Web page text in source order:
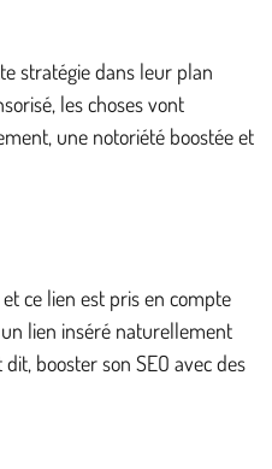
stratégie dans leur plan
les choses vont
une notoriété boostée et
ce lien est pris en compte
lien inséré naturellement
booster son SEO avec des